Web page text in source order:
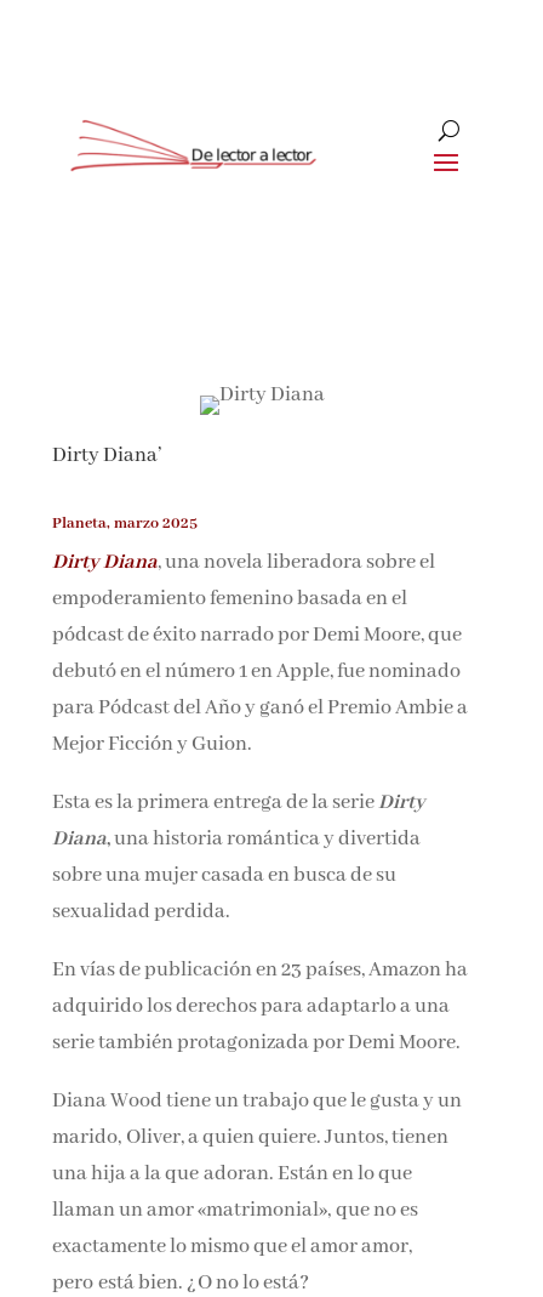
Dirty Diana’
Planeta, marzo 2025
Dirty Diana, una novela liberadora sobre el
empoderamiento femenino basada en el
pódcast de éxito narrado por Demi Moore, que
debutó en el número 1 en Apple, fue nominado
para Pódcast del Año y ganó el Premio Ambie a
Mejor Ficción y Guion.
Esta es la primera entrega de la serieDirty
Diana,una historia romántica y divertida
sobre una mujer casada en busca de su
sexualidad perdida.
En vías de publicación en 23 países, Amazon ha
adquirido los derechos para adaptarlo a una
serie también protagonizada por Demi Moore.
Diana Wood tiene un trabajo que le gusta y un
marido, Oliver, a quien quiere. Juntos, tienen
una hija a la que adoran. Están en lo que
llaman un amor «matrimonial», que no es
exactamente lo mismo que el amor amor,
pero está bien. ¿O no lo está?
Suscríbete
Únete a nuestra comunidad de amantes de la
Nombre*
Por favor, acepta los